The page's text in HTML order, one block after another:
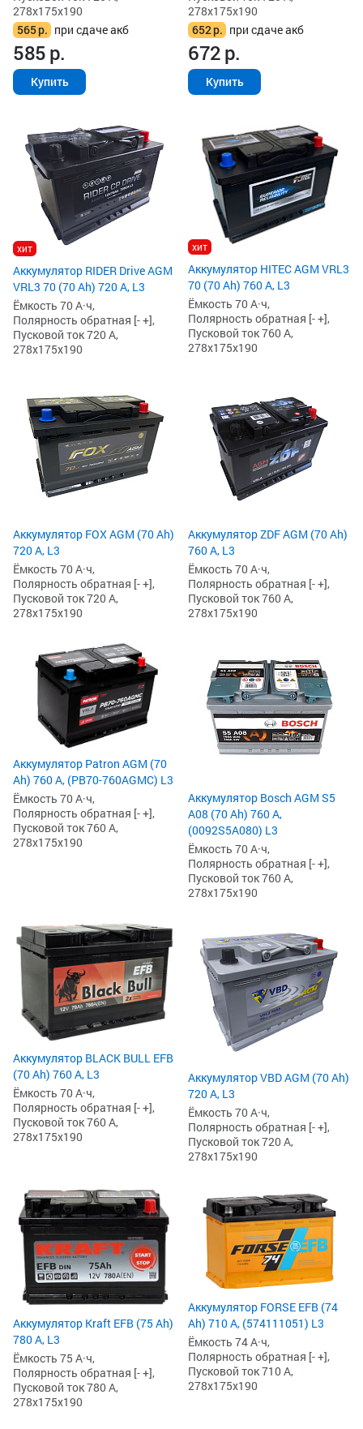
278x175x190
565р. при сдаче акб
585р.
Купить
278x175x190
652р. при сдаче акб
672р.
Купить
хит
Аккумулятор RIDER Drive AGM
VRL3 70 (70 Ah) 720 А, L3
Ёмкость 70 А·ч,
Полярность обратная [- +],
Пусковой ток 720 А,
278x175x190
хит
Аккумулятор HITEC AGM VRL3
70 (70 Ah) 760 А, L3
Ёмкость 70 А·ч,
Полярность обратная [- +],
Пусковой ток 760 А,
278x175x190
Аккумулятор FOX AGM (70 Ah)
720 А, L3
Ёмкость 70 А·ч,
Полярность обратная [- +],
Пусковой ток 720 А,
278x175x190
Аккумулятор ZDF AGM (70 Ah)
760 А, L3
Ёмкость 70 А·ч,
Полярность обратная [- +],
Пусковой ток 760 А,
278x175x190
Аккумулятор Patron AGM (70
Ah) 760 А, (PB70-760AGMC) L3
Ёмкость 70 А·ч,
Полярность обратная [- +],
Пусковой ток 760 А,
278x175x190
Аккумулятор Bosch AGM S5
A08 (70 Ah) 760 А,
(0092S5A080) L3
Ёмкость 70 А·ч,
Полярность обратная [- +],
Пусковой ток 760 А,
278x175x190
Аккумулятор BLACK BULL EFB
(70 Ah) 760 А, L3
Ёмкость 70 А·ч,
Полярность обратная [- +],
Пусковой ток 760 А,
278x175x190
Аккумулятор VBD AGM (70 Ah)
720 А, L3
Ёмкость 70 А·ч,
Полярность обратная [- +],
Пусковой ток 720 А,
278x175x190
Аккумулятор Kraft EFB (75 Ah)
780 А, L3
Ёмкость 75 А·ч,
Полярность обратная [- +],
Пусковой ток 780 А,
278x175x190
Аккумулятор FORSE EFB (74
Ah) 710 А, (574111051) L3
Ёмкость 74 А·ч,
Полярность обратная [- +],
Пусковой ток 710 А,
278x175x190